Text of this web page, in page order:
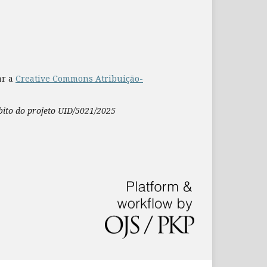
a Creative Commons Atribuição-
do projeto UID/5021/2025